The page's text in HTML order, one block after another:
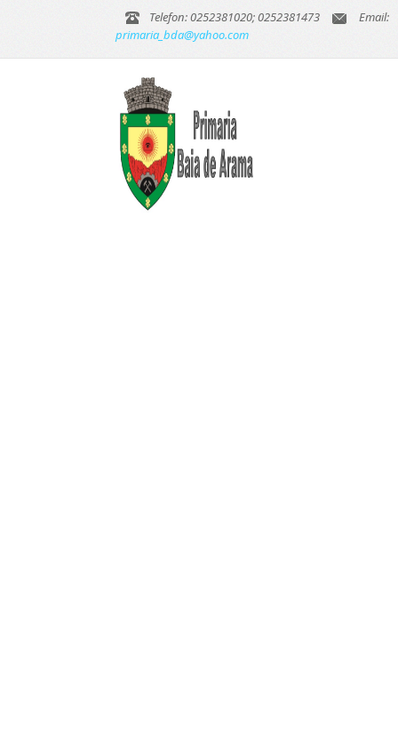
Telefon: 0252381020; 0252381473
Email:
primaria_bda@yahoo.com